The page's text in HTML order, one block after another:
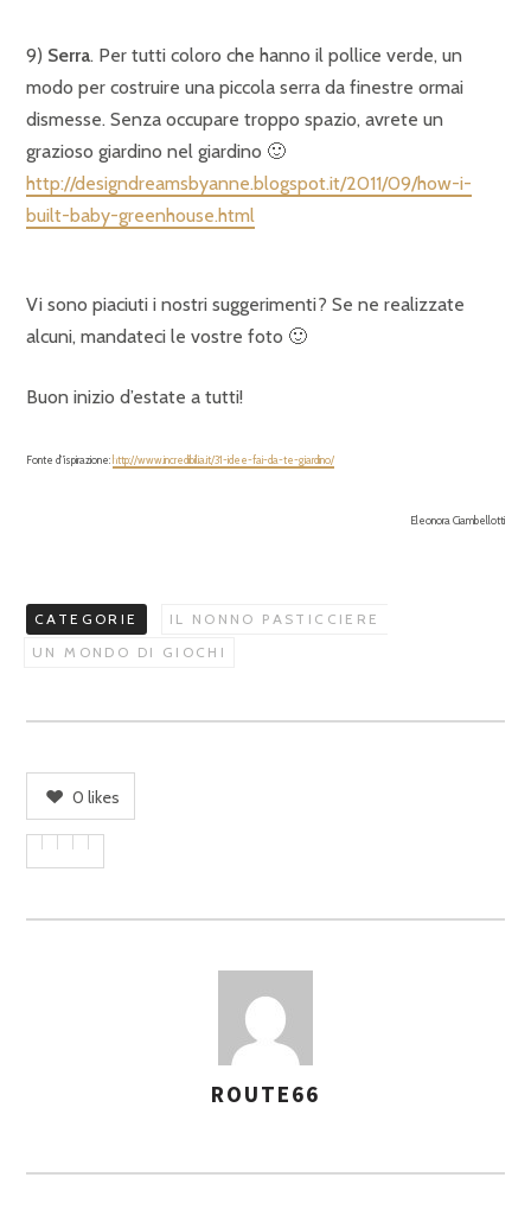
9) Serra. Per tutti coloro che hanno il pollice verde, un
modo per costruire una piccola serra da finestre ormai
dismesse. Senza occupare troppo spazio, avrete un
grazioso giardino nel giardino 🙂
http://designdreamsbyanne.blogspot.it/2011/09/how-i-
built-baby-greenhouse.html
Vi sono piaciuti i nostri suggerimenti? Se ne realizzate
alcuni, mandateci le vostre foto 🙂
Buon inizio d’estate a tutti!
Fonte d”ispirazione: http://www.incredibilia.it/31-idee-fai-da-te-giardino/
Eleonora Ciambellotti
CATEGORIE
IL NONNO PASTICCIERE
UN MONDO DI GIOCHI
0 likes
S
ROUTE66